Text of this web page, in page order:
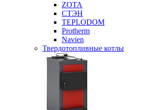
ZOTA
СТЭН
TEPLODOM
Protherm
Navien
Твердотопливные котлы